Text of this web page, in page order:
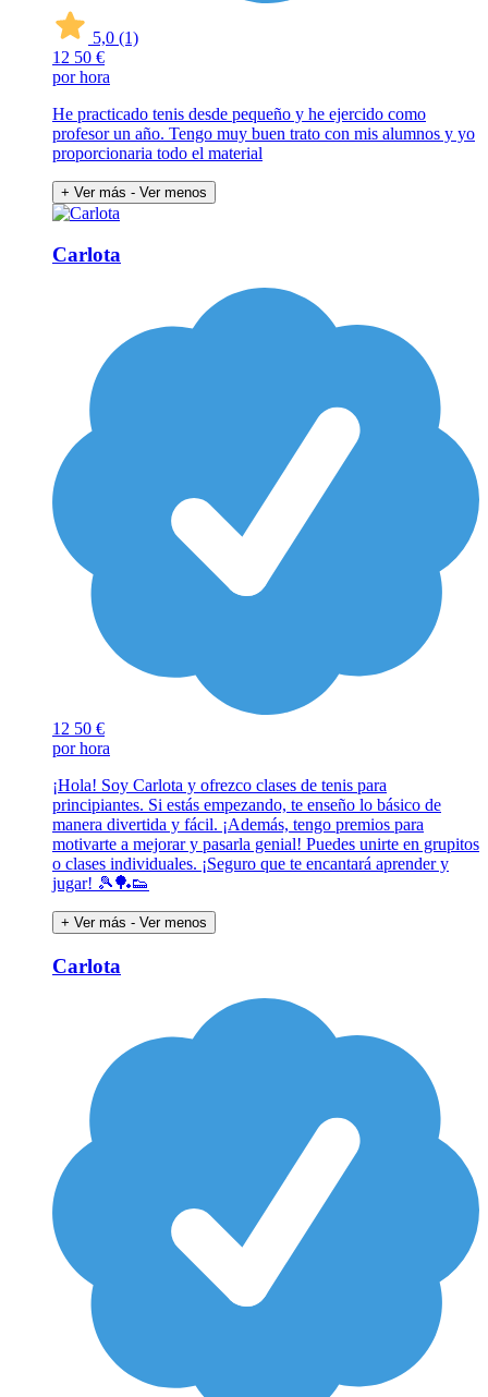
5,0 (1)
12 50 €
por hora
He practicado tenis desde pequeño y he ejercido como
profesor un año. Tengo muy buen trato con mis alumnos y yo
proporcionaria todo el material
+ Ver más - Ver menos
Carlota
12 50 €
por hora
¡Hola! Soy Carlota y ofrezco clases de tenis para
principiantes. Si estás empezando, te enseño lo básico de
manera divertida y fácil. ¡Además, tengo premios para
motivarte a mejorar y pasarla genial! Puedes unirte en grupitos
o clases individuales. ¡Seguro que te encantará aprender y
jugar! 🎾🏓👟
+ Ver más - Ver menos
Carlota